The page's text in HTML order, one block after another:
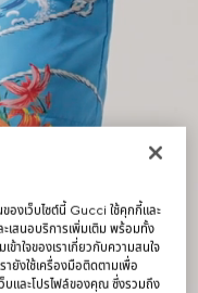
องเว็บไซต์นี้ Gucci ใช้คุกกี้และ
เสนอบริการเพิ่มเติม พร้อมทั้ง
ข้าใจของเราเกี่ยวกับความสนใจ
ยังใช้เครื่องมือติดตามเพื่อ
และโปรไฟล์ของคุณ ซึ่งรวมถึง